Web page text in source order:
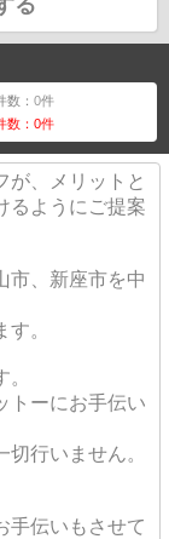
数：0件
数：0件
が、メリットと
るようにご提案
市、新座市を中
。
トーにお手伝い
行いません。
手伝いもさせて